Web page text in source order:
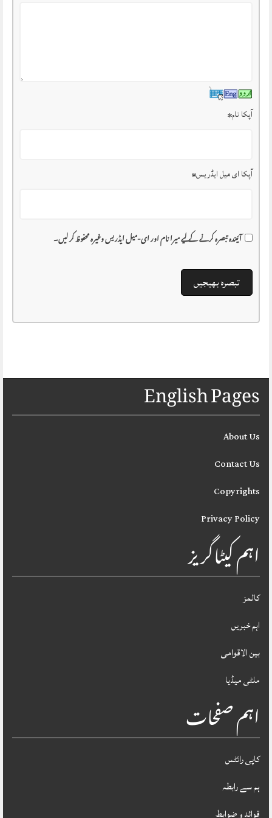
آپکا نام*
آپکا ای میل ایڈریس*
آئیندہ تبصرہ کرنے کے لیے میرا نام اور ای-میل ایڈریس وغیرہ محفوظ کر لیں۔
English Pages
About Us
Contact Us
Copyrights
Privacy Policy
اہم کیٹاگریز
کالمز
اہم خبریں
بین الاقوامی
ملٹی میڈیا
اہم صفحات
کاپی رائٹس
ہم سے رابطہ
قوائد و ضوابط